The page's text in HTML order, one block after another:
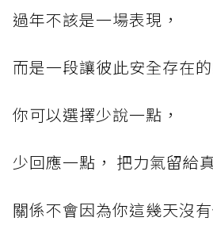
過年不該是一場表現，
而是一段讓彼此安全存在的
你可以選擇少說一點，
少回應一點， 把力氣留給
關係不會因為你這幾天沒